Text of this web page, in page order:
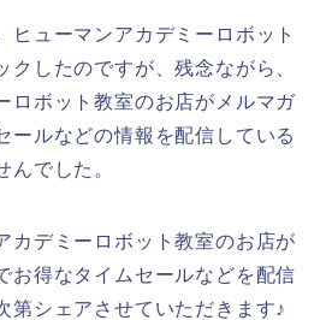
ヒューマンアカデミーロボット
クしたのですが、残念ながら、
ロボット教室のお店がメルマガ
ールなどの情報を配信している
んでした。
カデミーロボット教室のお店が
お得なタイムセールなどを配信
第シェアさせていただきます♪